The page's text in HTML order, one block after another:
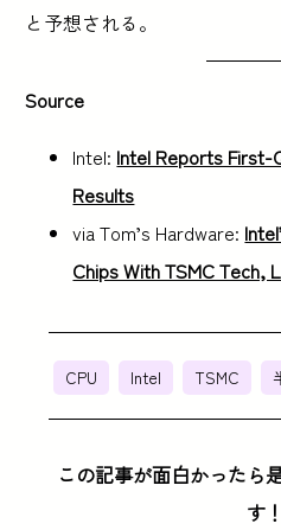
と予想される。
Source
Intel: Intel Reports First-
Results
via Tom’s Hardware:
Chips With TSMC Tech,
CPU Intel TSMC
この記事が面白かったら
す！